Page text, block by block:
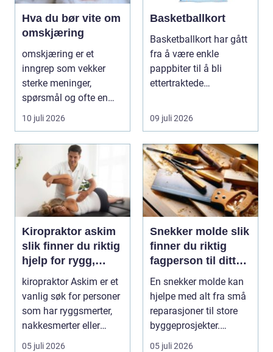
Hva du bør vite om
omskjæring
omskjæring er et
inngrep som vekker
sterke meninger,
spørsmål og ofte en
god del usikkerhet.
10 juli 2026
Basketballkort
Basketballkort har gått
fra å være enkle
pappbiter til å bli
ettertraktede
egen ku...
09 juli 2026
Kiropraktor askim
slik finner du riktig
hjelp for rygg,
nakke og ledd
kiropraktor Askim er et
vanlig søk for personer
som har ryggsmerter,
nakkesmerter eller
andre muskel...
05 juli 2026
Snekker molde slik
finner du riktig
fagperson til ditt
prosjekt
En snekker molde kan
hjelpe med alt fra små
reparasjoner til store
byggeprosjekter.
Mange trenger hj...
05 juli 2026